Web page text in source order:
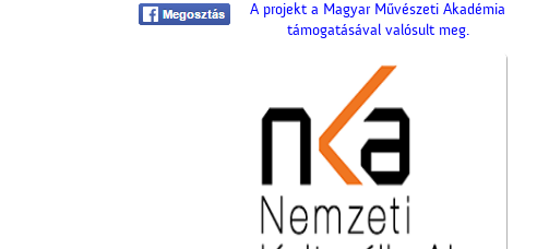
A projekt a Magyar Művészeti Akadémia
támogatásával valósult meg.